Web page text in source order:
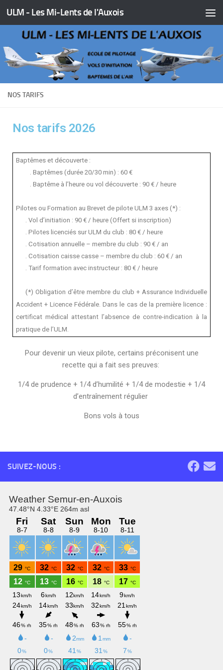
Skip to content
ULM - Les Mi-Lents de l'Auxois
NOS TARIFS
Nos tarifs 2026
Baptêmeset découverte :
. Baptêmes (durée 20/30 min) : 60 €
. Baptême à l’heure ou vol découverte : 90 € / heure
Pilotes ou Formation au Brevet de pilote ULM 3 axes (*) :
. Vol d’initiation : 90 € / heure (Offert si inscription)
. Pilotes licenciés sur ULM du club : 80 € / heure
. Cotisation annuelle – membre du club : 90 € / an
. Cotisation caisse casse – membre du club : 60 € / an
. Tarif formation avec instructeur : 80 € / heure
(*) Obligation d’être membre du club + Assurance Individuelle
Accident + Licence Fédérale.Dans le cas de la première licence :
certificat médical attestant l’absence de contre-indication à la
pratique de l’ULM.
Pour devenir un vieux pilote, certains préconisent une
recette qui a fait ses preuves:
1/4 de prudence + 1/4 d’humilité + 1/4 de modestie + 1/4
d’entraînement régulier
Bons vols à tous
SUIVEZ-NOUS :